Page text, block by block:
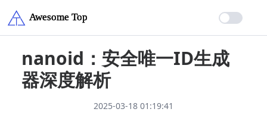
nanoid：安全唯一ID生成
器深度解析
2025-03-18 01:19:41